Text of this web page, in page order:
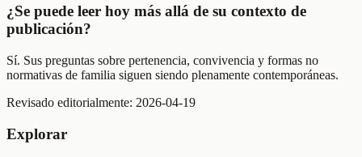
¿Se puede leer hoy más allá de su contexto de
publicación?
Sí. Sus preguntas sobre pertenencia, convivencia y formas no
normativas de familia siguen siendo plenamente contemporáneas.
Revisado editorialmente: 2026-04-19
Explorar